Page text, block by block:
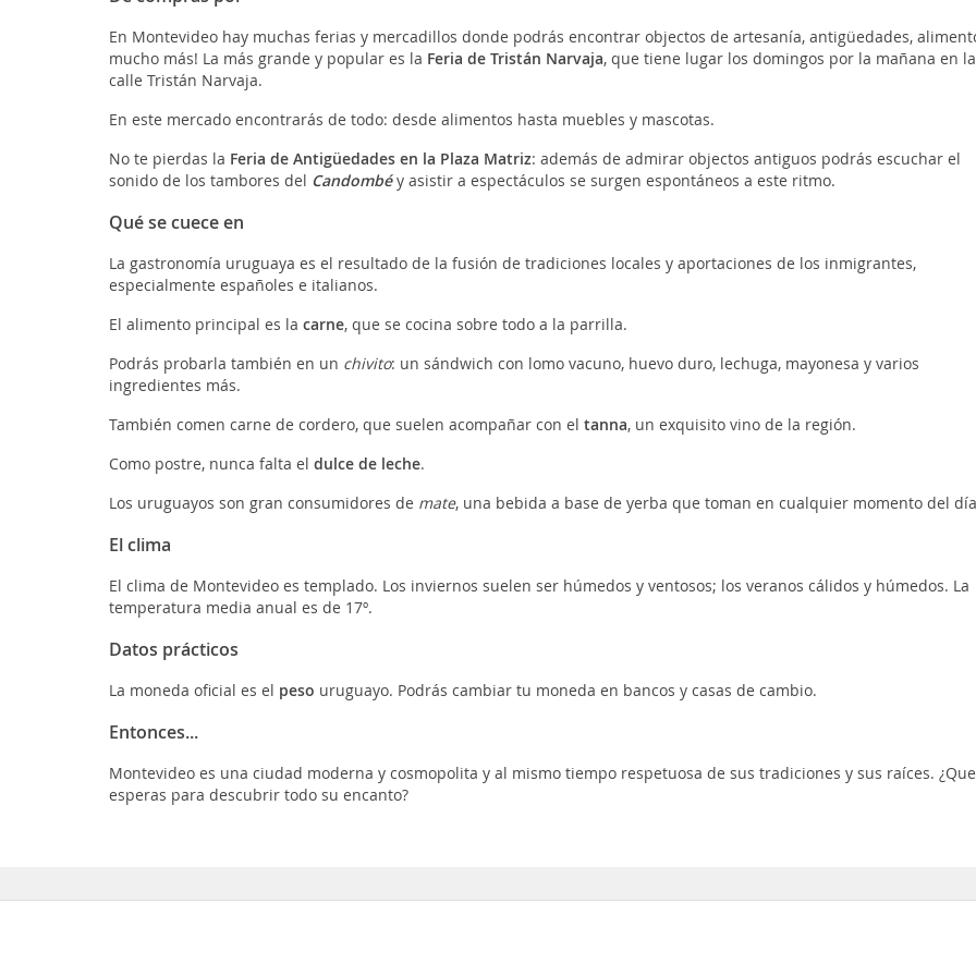
En Montevideo hay muchas ferias y mercadillos donde podrás encontrar objectos de artesanía, antigüedades,
mucho más! La más grande y popular es la Feria de Tristán Narvaja, que tiene lugar los domingos por la mañana en la
calle Tristán Narvaja.
En este mercado encontrarás de todo: desde alimentos hasta muebles y mascotas.
No te pierdas la Feria de Antigüedades en la Plaza Matriz: además de admirar objectos antiguos podrás escuchar el
sonido de los tambores del Candombéy asistir a espectáculos se surgen espontáneos a este ritmo.
Qué se cuece en
La gastronomía uruguaya es el resultado de la fusión de tradiciones locales y aportaciones de los inmigrantes,
especialmente españoles e italianos.
El alimento principal es la carne, que se cocina sobre todo a la parrilla.
Podrás probarla también en un chivito: un sándwich con lomo vacuno, huevo duro, lechuga, mayonesa y varios
ingredientes más.
También comen carne de cordero, que suelen acompañar con el tanna, un exquisito vino de la región.
Como postre, nunca falta el dulce de leche.
Los uruguayos son gran consumidores de mate, una bebida a base de yerba que toman en cualquier momento del
El clima
El clima de Montevideo es templado. Los inviernos suelen ser húmedos y ventosos; los veranos cálidos y húmedos. La
temperatura media anual es de 17º.
Datos prácticos
La moneda oficial es el peso uruguayo. Podrás cambiar tu moneda en bancos y casas de cambio.
Entonces...
Montevideo es una ciudad moderna y cosmopolita y al mismo tiempo respetuosa de sus tradiciones y sus raíces. ¿Que
esperas para descubrir todo su encanto?